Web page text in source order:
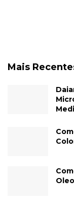
Mais